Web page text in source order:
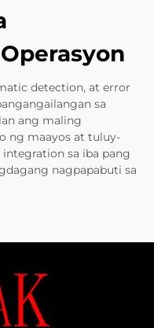
detection, at error
sa
ang maling
ng maayos at tuluy-
integration sa iba pang
nagpapabuti sa